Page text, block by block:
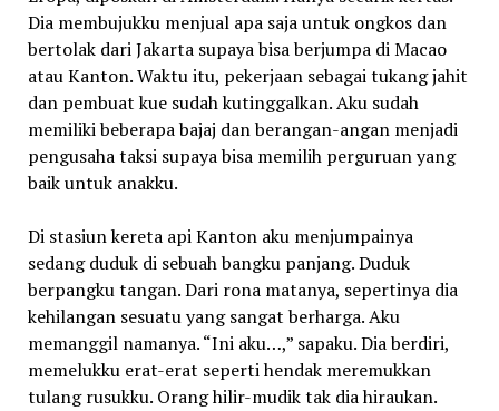
Dia membujukku menjual apa saja untuk ongkos dan
bertolak dari Jakarta supaya bisa berjumpa di Macao
atau Kanton. Waktu itu, pekerjaan sebagai tukang jahit
dan pembuat kue sudah kutinggalkan. Aku sudah
memiliki beberapa bajaj dan berangan-angan menjadi
pengusaha taksi supaya bisa memilih perguruan yang
baik untuk anakku.
Di stasiun kereta api Kanton aku menjumpainya
sedang duduk di sebuah bangku panjang. Duduk
berpangku tangan. Dari rona matanya, sepertinya dia
kehilangan sesuatu yang sangat berharga. Aku
memanggil namanya. “Ini aku…,” sapaku. Dia berdiri,
memelukku erat-erat seperti hendak meremukkan
tulang rusukku. Orang hilir-mudik tak dia hiraukan.